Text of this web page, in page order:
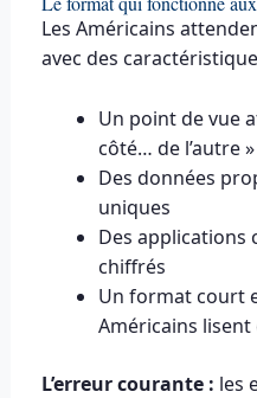
Les Américains
avec des
Un point de vue
côté… de l’autre
Des données
uniques
Des applications
chiffrés
Un format court
Américains
L’erreur courante : les